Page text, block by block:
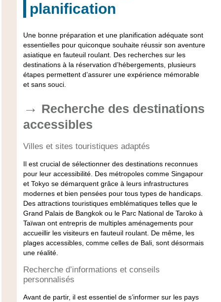
planification
Une bonne préparation et une planification adéquate sont
essentielles pour quiconque souhaite réussir son aventure
asiatique en fauteuil roulant. Des recherches sur les
destinations à la réservation d’hébergements, plusieurs
étapes permettent d’assurer une expérience mémorable
et sans souci.
Recherche des destinations
accessibles
Villes et sites touristiques adaptés
Il est crucial de sélectionner des destinations reconnues
pour leur accessibilité. Des métropoles comme Singapour
et Tokyo se démarquent grâce à leurs infrastructures
modernes et bien pensées pour tous types de handicaps.
Des attractions touristiques emblématiques telles que le
Grand Palais de Bangkok ou le Parc National de Taroko à
Taïwan ont entrepris de multiples aménagements pour
accueillir les visiteurs en fauteuil roulant. De même, les
plages accessibles, comme celles de Bali, sont désormais
une réalité.
Recherche d’informations et conseils
personnalisés
Avant de partir, il est essentiel de s’informer sur les pays